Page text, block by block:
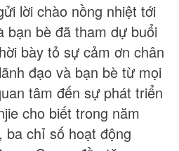
lời chào nồng nhiệt tới
bạn bè đã tham dự buổi
bày tỏ sự cảm ơn chân
đạo và bạn bè từ mọi
tâm đến sự phát triển
cho biết trong năm
ba chỉ số hoạt động